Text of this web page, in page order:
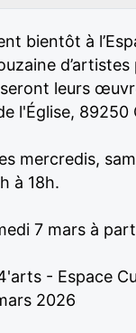
bientôt à
leurs
l'Église, 89250
mercredis,
à 18h.
7 mars à
- Espace
2026